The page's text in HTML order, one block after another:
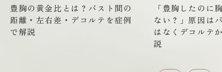
豊胸の黄金比とは？バスト間の
距離・左右差・デコルテを症例
で解説
「豊胸したのに
ない？」原因は
はなくデコルテ
説